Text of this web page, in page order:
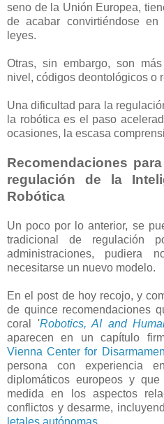
seno de la Unión Europea,
de acabar convirtiéndose
leyes.
Otras, sin embargo, son
nivel, códigos deontológicos o
Una dificultad para la
la robótica es el paso
ocasiones, la escasa
Recomendaciones
regulación de la
Robótica
Un poco por lo anterior, se
tradicional de regulación
administraciones, pudiera
necesitarse un nuevo modelo.
En el post de hoy recojo, y
de quince recomendaciones
coral 'Robotics, AI and
aparecen en un capítulo
Vienna Center for
persona con experiencia
diplomáticos europeos y
medida en los aspectos
conflictos y desarme,
letales autónomas.